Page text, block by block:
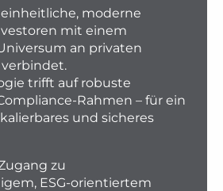
moderne
mit einem
an privaten
trifft auf robuste
Rahmen – für ein
und sicheres
zu
ESG-orientiertem